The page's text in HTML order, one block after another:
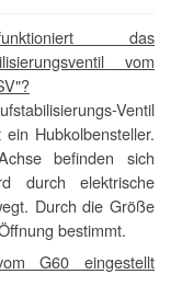
das
vom
Ventil
Hubkolbensteller.
befinden sich
durch elektrische
Durch die Größe
bestimmt.
G60 eingestellt